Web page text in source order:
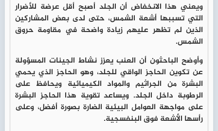
ويعني هذا الانخفاض أن الجلد أصبح أقل عرضة للأضرار
التي تسببها أشعة الشمس، حتى لدى بعض المشاركين
الذين لم تظهر عليهم زيادة واضحة في مقاومة حروق
الشمس.
وأوضح الباحثون أن العنب يعزز نشاط الجينات المسؤولة
عن تكوين الحاجز الواقي للجلد، وهو الحاجز الذي يحمي
البشرة من الجراثيم والمواد الكيميائية ويحافظ على
الرطوبة داخل الجلد. ويساعد تقوية هذا الحاجز البشرة
على مواجهة العوامل البيئية الضارة بصورة أفضل، وعلى
رأسها الأشعة فوق البنفسجية.